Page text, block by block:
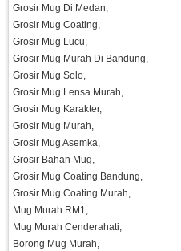
Grosir Mug Di Medan,
Grosir Mug Coating,
Grosir Mug Lucu,
Grosir Mug Murah Di Bandung,
Grosir Mug Solo,
Grosir Mug Lensa Murah,
Grosir Mug Karakter,
Grosir Mug Murah,
Grosir Mug Asemka,
Grosir Bahan Mug,
Grosir Mug Coating Bandung,
Grosir Mug Coating Murah,
Mug Murah RM1,
Mug Murah Cenderahati,
Borong Mug Murah,